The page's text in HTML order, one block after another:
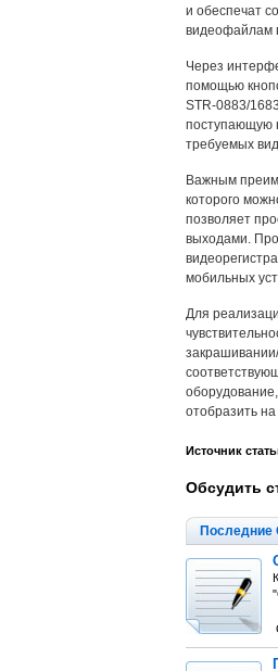
и обеспечат
видеофайлам
Через
помощью
STR-0883/
поступающую
требуемых
Важным
которого
позволяет
выходами.
мобильных
Для
отобразить
Источник
Обсудить
Последние